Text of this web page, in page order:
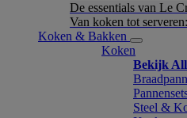
De essentials van Le
Van koken tot
Koken & Bakken
Koken
Bekijk
Steel &